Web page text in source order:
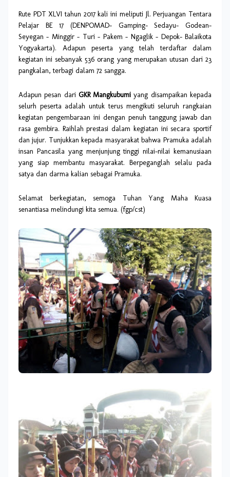
Rute PDT XLVI tahun 2017 kali ini meliputi Jl. Perjuangan Tentara
Pelajar BE 17 (DENPOMAD- Gamping- Sedayu- Godean-
Seyegan – Minggir – Turi – Pakem – Ngaglik – Depok- Balaikota
Yogyakarta). Adapun peserta yang telah terdaftar dalam
kegiatan ini sebanyak 536 orang yang merupakan utusan dari 23
pangkalan, terbagi dalam 72 sangga.
Adapun pesan dari GKR Mangkubumi yang disampaikan kepada
selurh peserta adalah untuk terus mengikuti seluruh rangkaian
kegiatan pengembaraan ini dengan penuh tanggung jawab dan
rasa gembira. Raihlah prestasi dalam kegiatan ini secara sportif
dan jujur. Tunjukkan kepada masyarakat bahwa Pramuka adalah
insan Pancasila yang menjunjung tinggi nilai-nilai kemanusiaan
yang siap membantu masyarakat. Berpeganglah selalu pada
satya dan darma kalian sebagai Pramuka.
Selamat berkegiatan, semoga Tuhan Yang Maha Kuasa
senantiasa melindungi kita semua. (fgp/cst)